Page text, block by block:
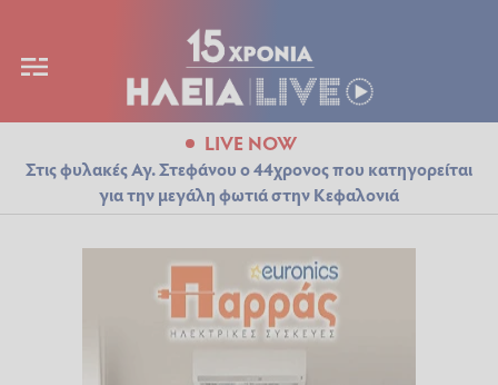
LIVE NOW
Στις φυλακές Αγ. Στεφάνου ο 44χρονος που κατηγορείται
για την μεγάλη φωτιά στην Κεφαλονιά